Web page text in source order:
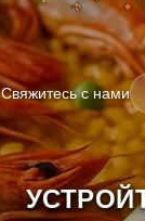
Свяжитесь с нами